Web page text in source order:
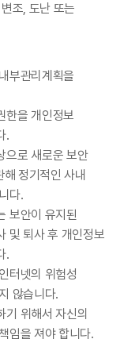
조, 도난 또는
부관리계획을
한을 개인정보
.
으로 새로운 보안
정기적인 사내
다.
보안이 유지된
및 퇴사 후 개인정보
.
터넷의 위험성
않습니다.
기 위해서 자신의
임을 져야 합니다.